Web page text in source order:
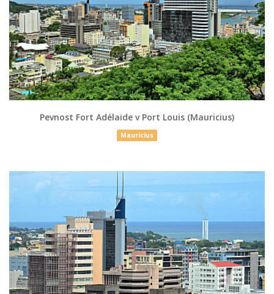
Pevnost Fort Adélaide v Port Louis (Mauricius)
Mauricius